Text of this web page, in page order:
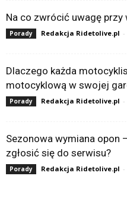
Na co zwrócić uwagę przy
Porady Redakcja Ridetolive.pl -
Dlaczego każda
motocyklową w swojej
Porady Redakcja Ridetolive.pl -
Sezonowa wymiana opon
zgłosić się do serwisu?
Porady Redakcja Ridetolive.pl -